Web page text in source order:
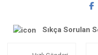
Sıkça Sorulan